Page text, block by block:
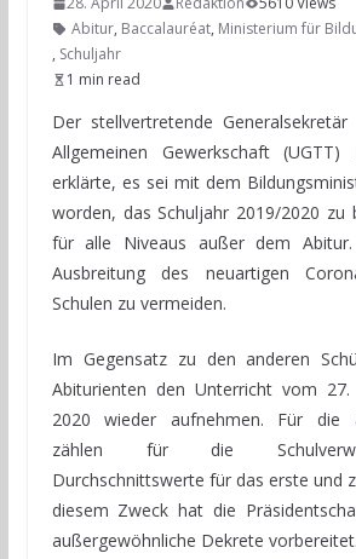
Abitur, Baccalauréat, Ministerium für
, Schuljahr
1 min read
Der stellvertretende Generalsekretär
Allgemeinen Gewerkschaft (UGTT)
erklärte, es sei mit dem
worden, das Schuljahr 2019/2020 zu
für alle Niveaus außer dem
Ausbreitung des neuartigen
Schulen zu vermeiden.
Im Gegensatz zu den anderen
Abiturienten den Unterricht vom
2020 wieder aufnehmen. Für die
zählen für die
Durchschnittswerte für das erste und
diesem Zweck hat die
außergewöhnliche Dekrete vorbereitet.